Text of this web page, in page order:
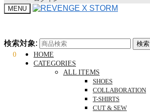
MENU
検索対象:
検索
0
検索対象:
検索
HOME
CATEGORIES
ALL ITEMS
SHOES
COLLABORATION
T-SHIRTS
CUT & SEW